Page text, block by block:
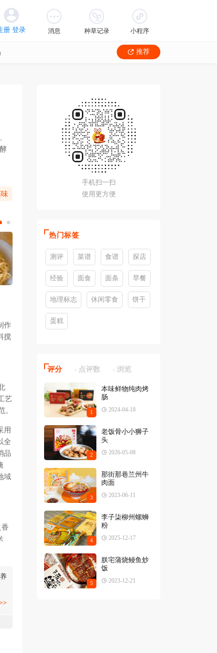
消息 种草记录 小程序
推荐
作
搅
艺
。
用
全
品
域
手机扫一扫
使用更方便
热门标签
测评 菜谱 食谱 探店
经验 面食 面条 早餐
地理标志 休闲零食 饼干
蛋糕
评分 点评数 浏览
1
本味鲜物纯肉烤
肠
2024-04-18
2
老饭骨小小狮子
头
2026-05-08
3
那街那巷兰州牛
肉面
2023-06-11
4
李子柒柳州螺蛳
粉
2025-12-17
5
朕宅蒲烧鳗鱼炒
饭
2023-12-21